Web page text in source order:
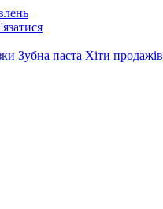
Зубна паста Хіти продажів